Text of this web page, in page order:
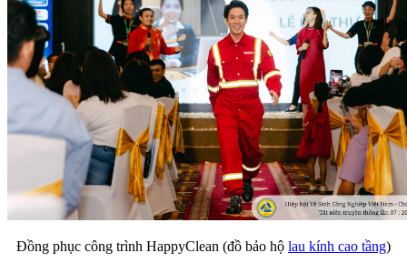
Đồng phục công trình HappyClean (đồ bảo hộ lau kính cao tầng)